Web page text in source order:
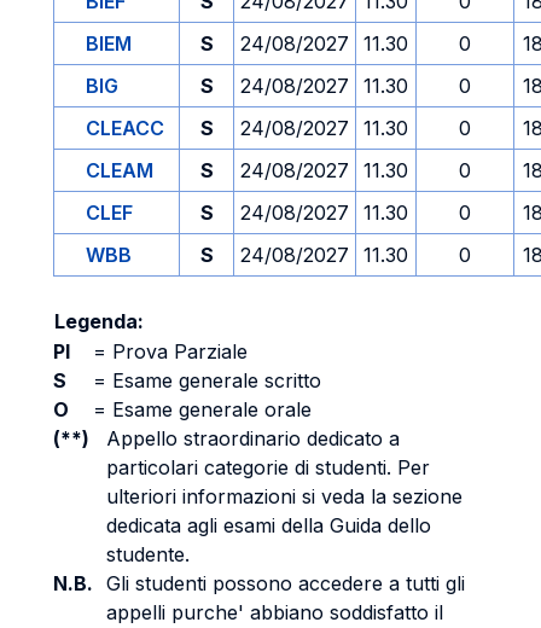
BIEM
S 24/08/2027 11.30 0
BIG
S 24/08/2027 11.30 0
CLEACC
S 24/08/2027 11.30 0
CLEAM
S 24/08/2027 11.30 0
CLEF
S 24/08/2027 11.30 0
WBB
S 24/08/2027 11.30 0
Legenda:
PI
= Prova Parziale
S
= Esame generale scritto
O
= Esame generale orale
(**)
Appello straordinario dedicato a
particolari categorie di studenti. Per
ulteriori informazioni si veda la sezione
dedicata agli esami della Guida dello
studente.
N.B. Gli studenti possono accedere a tutti gli
appelli purche' abbiano soddisfatto il